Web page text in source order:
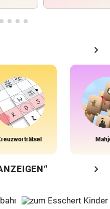
chevron_right
chevron_right